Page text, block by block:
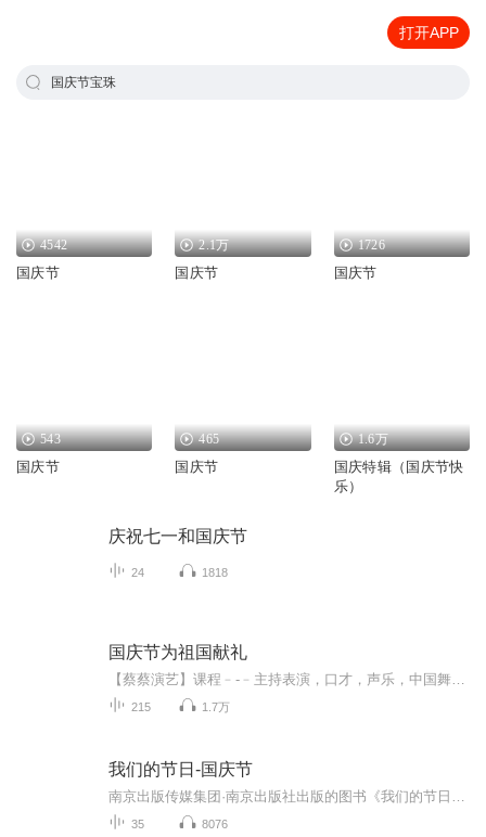
打开APP
国庆节宝珠
4542
国庆节
2.1万
国庆节
1726
国庆节
543
国庆节
465
国庆节
1.6万
国庆特辑（国庆节快
乐）
庆祝七一和国庆节
24 1818
国庆节为祖国献礼
215 1.7万
我们的节日-国庆节
35 8076